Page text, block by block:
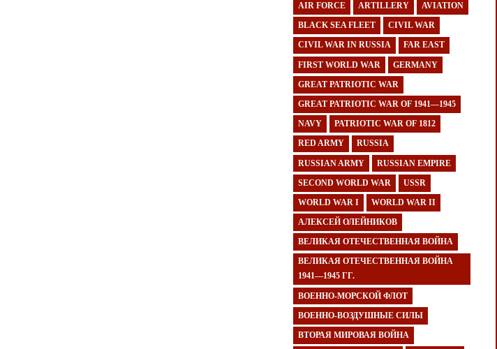
AIR FORCE ARTILLERY AVIATION
BLACK SEA FLEET CIVIL WAR
CIVIL WAR IN RUSSIA FAR EAST
FIRST WORLD WAR GERMANY
GREAT PATRIOTIC WAR
GREAT PATRIOTIC WAR OF 1941—1945
NAVY PATRIOTIC WAR OF 1812
RED ARMY RUSSIA
RUSSIAN ARMY RUSSIAN EMPIRE
SECOND WORLD WAR USSR
WORLD WAR I WORLD WAR II
АЛЕКСЕЙ ОЛЕЙНИКОВ
ВЕЛИКАЯ ОТЕЧЕСТВЕННАЯ ВОЙНА
ВЕЛИКАЯ ОТЕЧЕСТВЕННАЯ ВОЙНА
1941—1945 ГГ.
ВОЕННО-МОРСКОЙ ФЛОТ
ВОЕННО-ВОЗДУШНЫЕ СИЛЫ
ВТОРАЯ МИРОВАЯ ВОЙНА